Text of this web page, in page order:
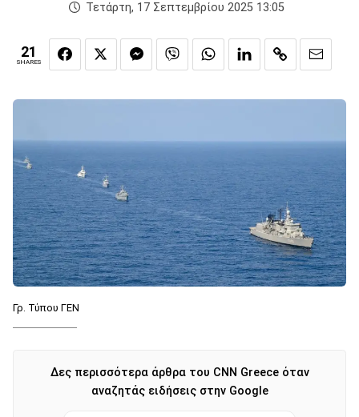
Τετάρτη, 17 Σεπτεμβρίου 2025 13:05
21
SHARES
Γρ. Τύπου ΓΕΝ
Δες περισσότερα άρθρα του CNN Greece όταν
αναζητάς ειδήσεις στην Google